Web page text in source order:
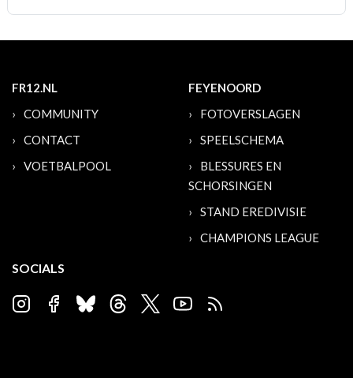
FR12.NL
COMMUNITY
CONTACT
VOETBALPOOL
FEYENOORD
FOTOVERSLAGEN
SPEELSCHEMA
BLESSURES EN
SCHORSINGEN
STAND EREDIVISIE
CHAMPIONS LEAGUE
SOCIALS